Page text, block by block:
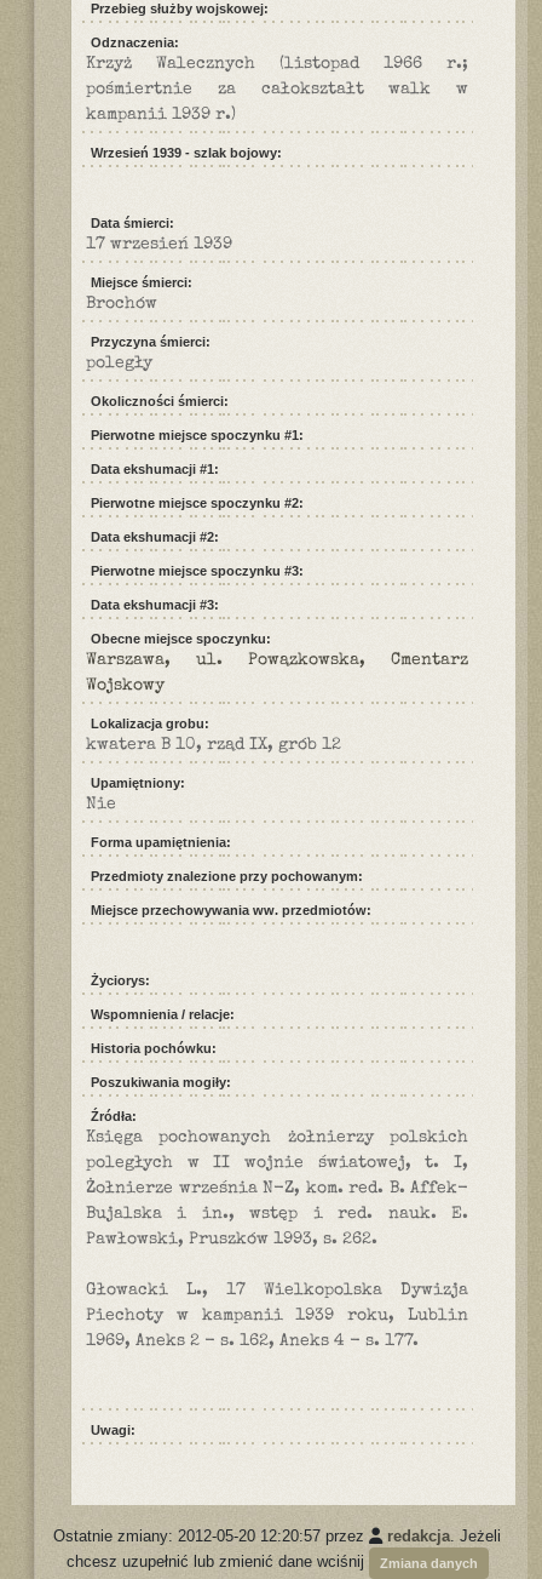
Przebieg służby wojskowej:
Odznaczenia:
Krzyż Walecznych (listopad 1966 r.;
pośmiertnie za całokształt walk w
kampanii 1939 r.)
Wrzesień 1939 - szlak bojowy:
Data śmierci:
17 wrzesień 1939
Miejsce śmierci:
Brochów
Przyczyna śmierci:
poległy
Okoliczności śmierci:
Pierwotne miejsce spoczynku #1:
Data ekshumacji #1:
Pierwotne miejsce spoczynku #2:
Data ekshumacji #2:
Pierwotne miejsce spoczynku #3:
Data ekshumacji #3:
Obecne miejsce spoczynku:
Warszawa, ul. Powązkowska, Cmentarz
Wojskowy
Lokalizacja grobu:
kwatera B 10, rząd IX, grób 12
Upamiętniony:
Nie
Forma upamiętnienia:
Przedmioty znalezione przy pochowanym:
Miejsce przechowywania ww. przedmiotów:
Życiorys:
Wspomnienia / relacje:
Historia pochówku:
Poszukiwania mogiły:
Źródła:
Księga pochowanych żołnierzy polskich
poległych w II wojnie światowej, t. I,
Żołnierze września N-Z, kom. red. B. Affek-
Bujalska i in., wstęp i red. nauk. E.
Pawłowski, Pruszków 1993, s. 262.
Głowacki L., 17 Wielkopolska Dywizja
Piechoty w kampanii 1939 roku, Lublin
1969, Aneks 2 - s. 162, Aneks 4 - s. 177.
Uwagi:
Ostatnie zmiany: 2012-05-20 12:20:57 przez redakcja. Jeżeli
chcesz uzupełnić lub zmienić dane wciśnij
Zmiana danych